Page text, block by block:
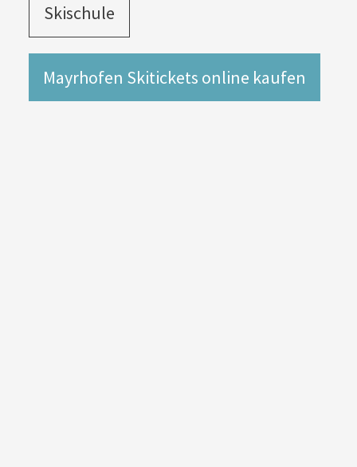
Skischule
Mayrhofen Skitickets online kaufen